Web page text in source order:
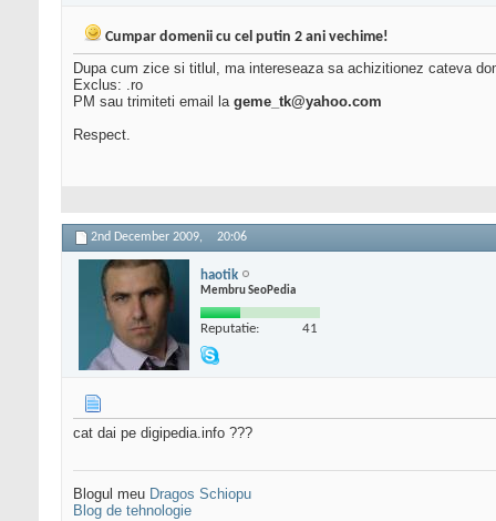
Cumpar domenii cu cel putin 2 ani vechime!
Dupa cum zice si titlul, ma intereseaza sa achizitionez cateva
Exclus: .ro
PM sau trimiteti email la geme_tk@yahoo.com
Respect.
2nd December 2009, 20:06
haotik
Membru SeoPedia
Reputatie: 41
cat dai pe digipedia.info ???
Blogul meu Dragos Schiopu
Blog de tehnologie